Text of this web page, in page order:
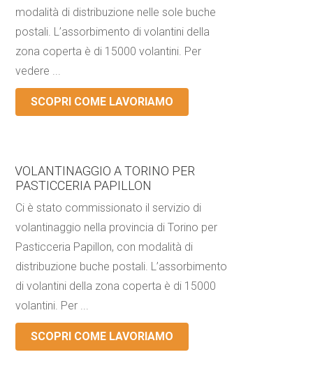
modalità di distribuzione nelle sole buche
postali. L’assorbimento di volantini della
zona coperta è di 15000 volantini. Per
vedere ...
SCOPRI COME LAVORIAMO
VOLANTINAGGIO A TORINO PER
PASTICCERIA PAPILLON
Ci è stato commissionato il servizio di
volantinaggio nella provincia di Torino per
Pasticceria Papillon, con modalità di
distribuzione buche postali. L’assorbimento
di volantini della zona coperta è di 15000
volantini. Per ...
SCOPRI COME LAVORIAMO